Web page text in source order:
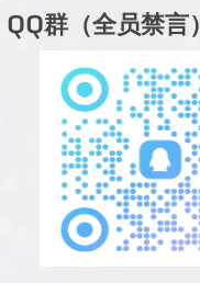
QQ群（全员禁言）